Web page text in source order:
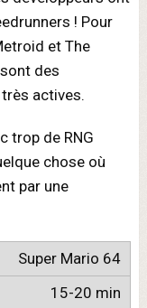
! Pour
et The
des
actives.
trop de RNG
chose où
par une
Super Mario 64
15-20 min